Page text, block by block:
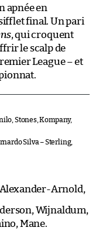
apnée en
final. Un pari
, qui croquent
le scalp de
League – et
Stones, Kompany,
Silva – Sterling,
Arnold,
Wijnaldum,
Mane.